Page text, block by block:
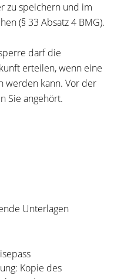
zu speichern und im
(§ 33 Absatz 4 BMG).
darf die
erteilen, wenn eine
werden kann. Vor der
Sie angehört.
Unterlagen
Kopie des